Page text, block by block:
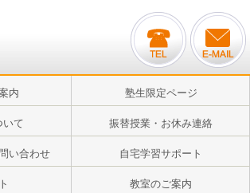
内 塾生限定ページ
いて 振替授業・お休み連絡
い合わせ 自宅学習サポート
教室のご案内